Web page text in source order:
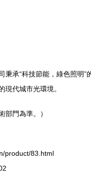
“科技節能，綠色照明”的
現代城市光環境。
為準。）
product/83.html